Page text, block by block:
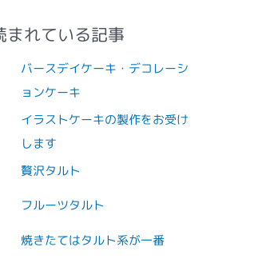
まれている記事
バースデイケーキ・デコレーシ
ョンケーキ
イラストケーキの製作をお受け
します
贅沢タルト
フルーツタルト
焼きたてはタルト系が一番